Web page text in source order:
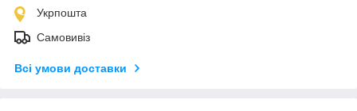
Укрпошта
Самовивіз
Всі умови доставки